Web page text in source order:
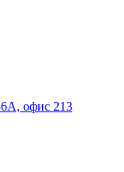
офис 213